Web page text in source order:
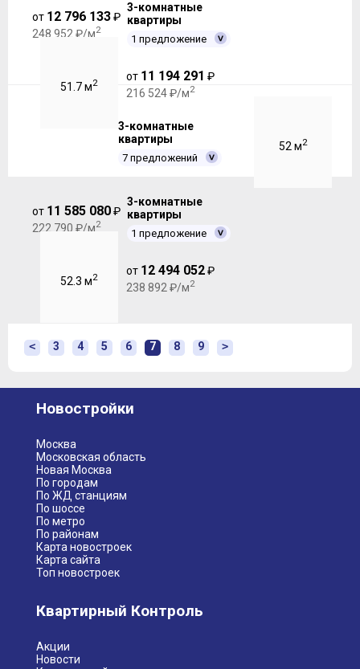
от 12 796 133₽
248 952 ₽/м2
3-комнатные
квартиры
1 предложение
51.7 м2
от 11 194 291 ₽
216 524 ₽/м2
3-комнатные
квартиры
7 предложений
52 м2
от 11 585 080₽
222 790 ₽/м2
3-комнатные
квартиры
1 предложение
52.3 м2
от 12 494 052₽
238 892 ₽/м2
< 3 4 5 6 7 8 9 >
Новостройки
Москва
Московская область
Новая Москва
По городам
По ЖД станциям
По шоссе
По метро
По районам
Карта новостроек
Карта сайта
Топ новостроек
Квартирный Контроль
Акции
Новости